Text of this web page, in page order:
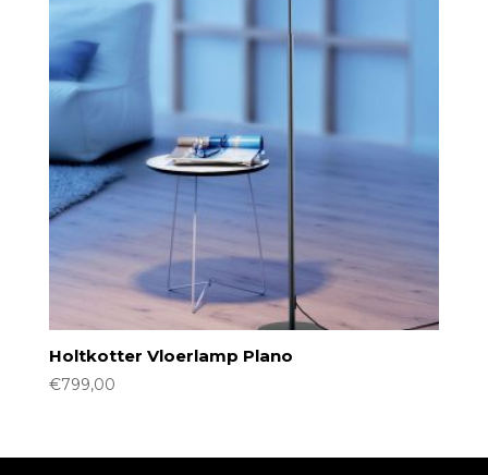
Holtkotter Vloerlamp Plano
€799,00